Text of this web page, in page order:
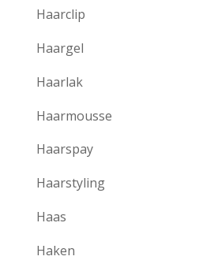
Haarclip
Haargel
Haarlak
Haarmousse
Haarspay
Haarstyling
Haas
Haken